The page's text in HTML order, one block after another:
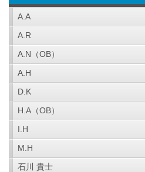
A.A
A.R
A.N（OB）
A.H
D.K
H.A（OB）
I.H
M.H
石川 貴士